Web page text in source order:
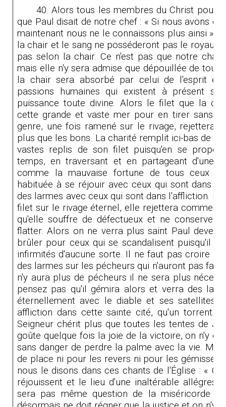
40. Alors tous les membres du Christ
que Paul disait de notre chef : « Si nous avons
maintenant nous ne le connaissons plus ainsi »
la chair et le sang ne posséderont pas le
pas selon la chair. Ce n'est pas que notre
mais elle n'y sera admise que dépouillée de
la chair sera absorbé par celui de l'esprit et
passions humaines qui existent à présent
puissance toute divine. Alors le filet que la
cette grande et vaste mer pour en tirer sans
genre, une fois ramené sur le rivage, rejettera
plus que les bons. La charité remplit ici-bas de
vastes replis de son filet puisqu'en se
temps, en traversant et en partageant d'une
comme la mauvaise fortune de tous ceux
habituée à se réjouir avec ceux qui sont dans
des larmes avec ceux qui sont dans l'affliction.
filet sur le rivage éternel, elle rejettera comme
qu'elle souffre de défectueux et ne
flatter. Alors on ne verra plus saint Paul
brûler pour ceux qui se scandalisent puisqu'il
infirmités d'aucune sorte. Il ne faut pas croire
des larmes sur les pécheurs qui n'auront pas fait
n'y aura plus de pécheurs il ne sera plus
pensez pas qu'il gémira alors et verra des
éternellement avec le diable et ses satellites
affliction dans cette sainte cité, qu'un torrent
Seigneur chérit plus que toutes les tentes de
goûte quelque fois la joie de la victoire, on n'y
sans danger de perdre la palme avec la vie.
de place ni pour les revers ni pour les
nous le disons dans ces chants de l'Église : «
réjouissent et le lieu d'une inaltérable
sera pas même question de la miséricorde